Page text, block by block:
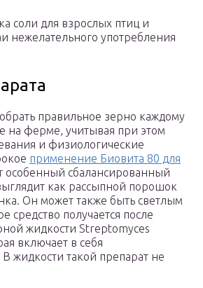
соли для взрослых птиц и
нежелательного употребления
правильное зерно каждому
на ферме, учитывая при этом
и физиологические
применение Биовита 80 для
особенный сбалансированный
как рассыпной порошок
Он может также быть светлым
средство получается после
жидкости Streptomyces
включает в себя
жидкости такой препарат не